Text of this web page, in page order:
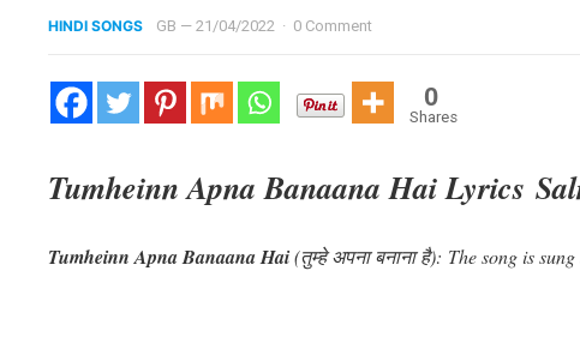
HINDI SONGS GB —21/04/2022 · 0 Comment
0
Shares
Tumheinn Apna Banaana Hai Lyrics
Tumheinn Apna Banaana Hai(तुम्हे अपना बनाना है): The song is